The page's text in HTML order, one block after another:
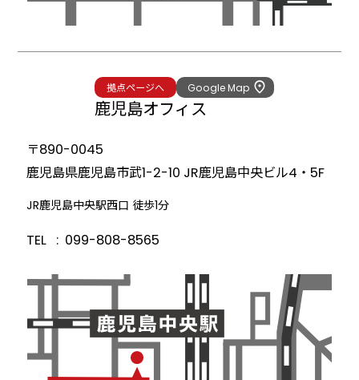
拠点ページへ Google Map
鹿児島オフィス
〒890-0045
鹿児島県鹿児島市武1-2-10 JR鹿児島中央ビル4・5F
JR鹿児島中央駅西口 徒歩1分
TEL 099-808-8565